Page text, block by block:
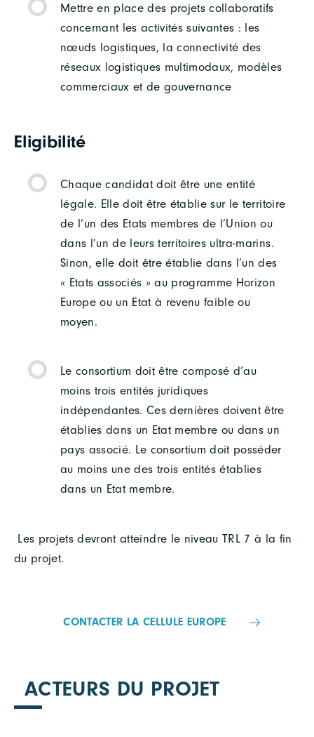
Mettre en place des projets collaboratifs
concernant les activités suivantes : les
nœuds logistiques, la connectivité des
réseaux logistiques multimodaux, modèles
commerciaux et de gouvernance
Eligibilité
Chaque candidat doit être une entité
légale. Elle doit être établie sur le territoire
de l’un des Etats membres de l’Union ou
dans l’un de leurs territoires ultra-marins.
Sinon, elle doit être établie dans l’un des
« Etats associés » au programme Horizon
Europe ou un Etat à revenu faible ou
moyen.
Le consortium doit être composé d’au
moins trois entités juridiques
indépendantes. Ces dernières doivent être
établies dans un Etat membre ou dans un
pays associé. Le consortium doit posséder
au moins une des trois entités établies
dans un Etat membre.
Les projets devront atteindre le niveau TRL 7 à la fin
du projet.
CONTACTER LA CELLULE EUROPE
ACTEURS DU PROJET